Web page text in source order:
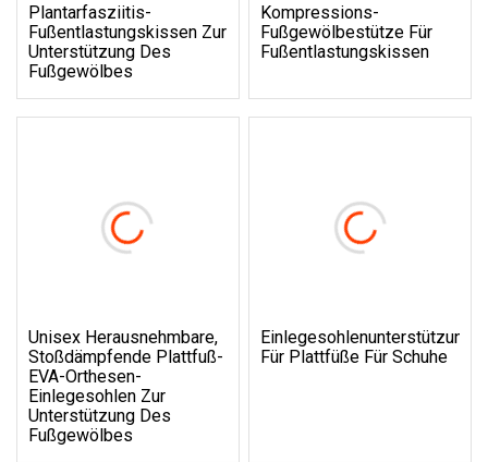
Plantarfasziitis-
Fußentlastungskissen Zur
Unterstützung Des
Fußgewölbes
Kompressions-
Fußgewölbestütze Für
Fußentlastungskissen
Unisex Herausnehmbare,
Stoßdämpfende Plattfuß-
EVA-Orthesen-
Einlegesohlen Zur
Unterstützung Des
Fußgewölbes
Einlegesohlenunterstützung
Für Plattfüße Für Schuhe